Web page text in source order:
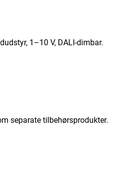
1–10 V, DALI-dimbar.
separate tilbehørsprodukter.